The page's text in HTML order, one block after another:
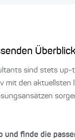
sind stets
mit den aktuellsten
und finde die